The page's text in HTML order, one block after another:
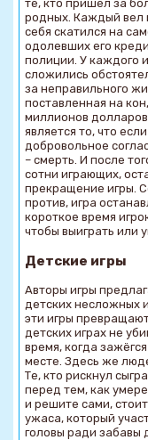
те, кто пришел за
родных. Каждый вел
себя скатился на
одолевших его
полиции. У каждого
сложились
за неправильного
поставленная на
миллионов
является то, что
добровольное
– смерть. И после
сотни играющих,
прекращение игры.
против, игра
короткое время
чтобы выиграть или
Детские игры
Авторы игры
детских несложных
эти игры
детских играх не
время, когда
месте. Здесь же
Те, кто рискнул
перед тем, как
и решите сами,
ужаса, который
головы ради забавы